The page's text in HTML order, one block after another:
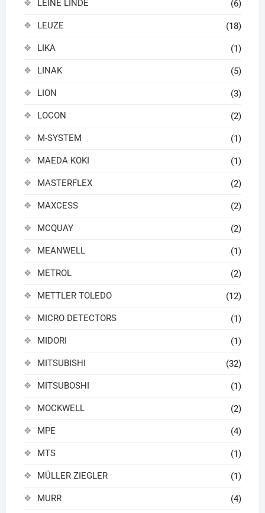
LEINE LINDE (6)
LEUZE (18)
LIKA (1)
LINAK (5)
LION (3)
LOCON (2)
M-SYSTEM (1)
MAEDA KOKI (1)
MASTERFLEX (2)
MAXCESS (2)
MCQUAY (2)
MEANWELL (1)
METROL (2)
METTLER TOLEDO (12)
MICRO DETECTORS (1)
MIDORI (1)
MITSUBISHI (32)
MITSUBOSHI (1)
MOCKWELL (2)
MPE (4)
MTS (1)
MÜLLER ZIEGLER (1)
MURR (4)